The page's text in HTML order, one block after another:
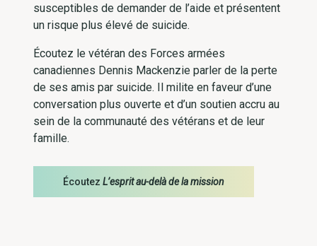
susceptibles de demander de l’aide et présentent
un risque plus élevé de suicide.
Écoutez le vétéran des Forces armées
canadiennes Dennis Mackenzie parler de la perte
de ses amis par suicide. Il milite en faveur d’une
conversation plus ouverte et d’un soutien accru au
sein de la communauté des vétérans et de leur
famille.
Écoutez L’esprit au-delà de la mission